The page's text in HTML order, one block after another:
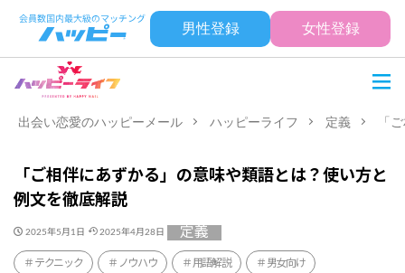
男性登録 女性登録
出会い恋愛のハッピーメール ハッピーライフ 定義 「
「ご相伴にあずかる」の意味や類語とは？使い方と
例文を徹底解説
2025年5月1日 2025年4月28日 定義
テクニック ノウハウ 用語解説 男女向け